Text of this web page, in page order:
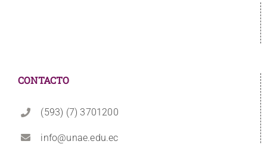
CONTACTO
(593) (7) 3701200
info@unae.edu.ec